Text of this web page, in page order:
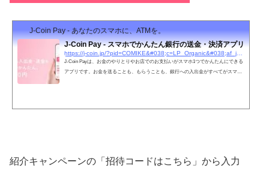
J-Coin Pay - あなたのスマホに、ATMを。
J-Coin Pay - スマホでかんたん銀行の送金・決済アプリ
J-Coin Payは、お金のやりとりやお店でのお支払いがスマホ1つでかんたんにできる
アプリです。お金を送ることも、もらうことも、銀行への入出金がすべてがスマホ
紹介キャンペーンの「招待コードはこちら」から入力